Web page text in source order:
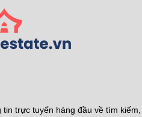
trực tuyến hàng đầu về tìm kiếm,